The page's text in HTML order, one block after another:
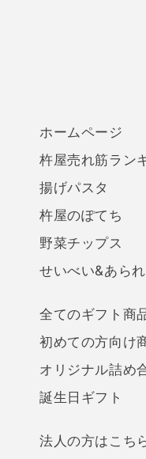
ホームページ
杵屋売れ筋ラン
揚げパスタ
杵屋のぽてち
野菜チップス
せいべい&あられ
全てのギフト商
初めての方向け
オリジナル詰め
誕生日ギフト
法人の方はこち